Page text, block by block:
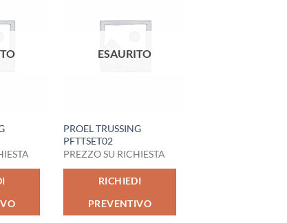
ESAURITO
PROEL TRUSSING
PFTTSET02
PREZZO SU RICHIESTA
RICHIEDI
PREVENTIVO